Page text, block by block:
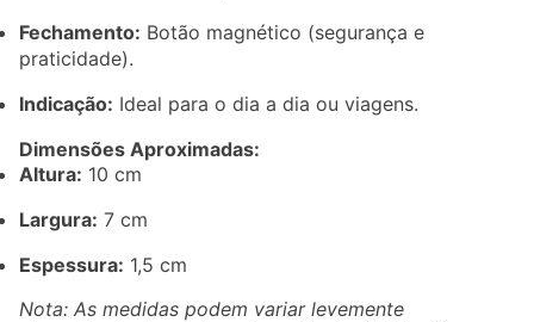
Fechamento: Botão magnético (segurança e
praticidade).
Indicação: Ideal para o dia a dia ou viagens.
Dimensões Aproximadas:
Altura: 10 cm
Largura: 7 cm
Espessura: 1,5 cm
Nota: As medidas podem variar levemente